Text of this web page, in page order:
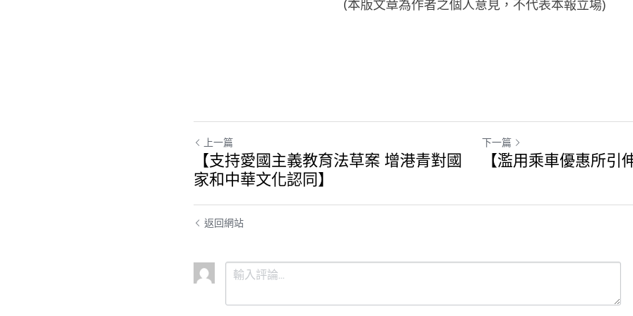
(本版文章為作者之個人意見，不代表本報立場)
上一篇
【支持愛國主義教育法草案 增港青對國
家和中華文化認同】
下一篇
【濫用乘車優惠所引
返回網站